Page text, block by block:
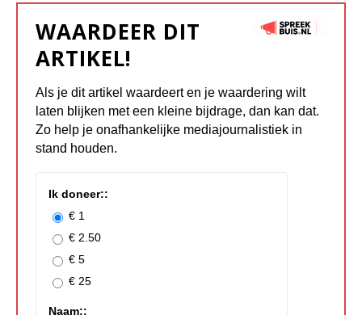
WAARDEER DIT
ARTIKEL!
Als je dit artikel waardeert en je waardering wilt
laten blijken met een kleine bijdrage, dan kan dat.
Zo help je onafhankelijke mediajournalistiek in
stand houden.
Ik doneer::
€ 1
€ 2.50
€ 5
€ 25
Naam::